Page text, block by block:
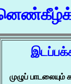
முழுப்